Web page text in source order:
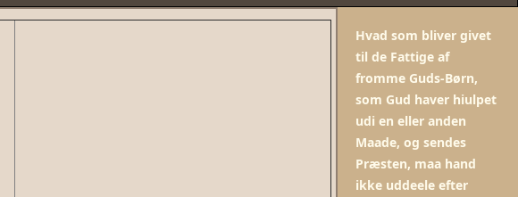
Hvad som bliver givet
til de Fattige af
fromme Guds-Børn,
som Gud haver hiulpet
udi en eller anden
Maade, og sendes
Præsten, maa hand
ikke uddeele efter